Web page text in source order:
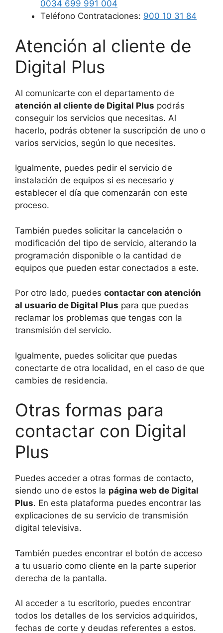
0034 699 991 004
Teléfono Contrataciones: 900 10 31 84
Atención al cliente de
Digital Plus
Al comunicarte con el departamento de
atención al cliente de Digital Plus podrás
conseguir los servicios que necesitas. Al
hacerlo, podrás obtener la suscripción de uno o
varios servicios, según lo que necesites.
Igualmente, puedes pedir el servicio de
instalación de equipos si es necesario y
establecer el día que comenzarán con este
proceso.
También puedes solicitar la cancelación o
modificación del tipo de servicio, alterando la
programación disponible o la cantidad de
equipos que pueden estar conectados a este.
Por otro lado, puedes contactar con atención
al usuario de Digital Plus para que puedas
reclamar los problemas que tengas con la
transmisión del servicio.
Igualmente, puedes solicitar que puedas
conectarte de otra localidad, en el caso de que
cambies de residencia.
Otras formas para
contactar con Digital
Plus
Puedes acceder a otras formas de contacto,
siendo uno de estos la página web de Digital
Plus. En esta plataforma puedes encontrar las
explicaciones de su servicio de transmisión
digital televisiva.
También puedes encontrar el botón de acceso
a tu usuario como cliente en la parte superior
derecha de la pantalla.
Al acceder a tu escritorio, puedes encontrar
todos los detalles de los servicios adquiridos,
fechas de corte y deudas referentes a estos.